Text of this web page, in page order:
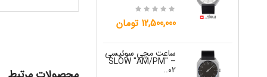
12,500,000 تومان
ساعت مچی سوئیسی
SLOW "AM/PM" –
02..
15,000,000 تومان